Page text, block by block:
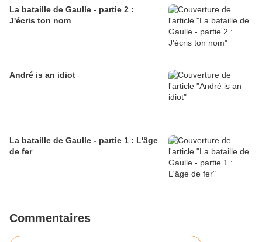
La bataille de Gaulle - partie 2 :
J'écris ton nom
André is an idiot
La bataille de Gaulle - partie 1 : L'âge
de fer
Commentaires